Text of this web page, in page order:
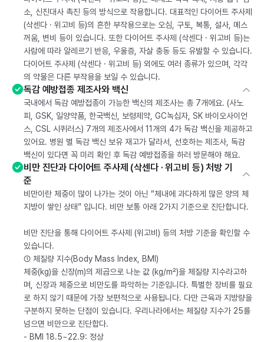
소, 신진대사 촉진 등의 방식으로 작용합니다. 대표적인 다이어트 주사제
(삭센다 · 위고비 등)의 흔한 부작용으로는 오심, 구토, 복통, 설사, 메스
꺼움, 변비 등이 있습니다. 또한 다이어트 주사제 (삭센다 · 위고비 등)는
사람에 따라 알레르기 반응, 우울증, 자살 충동 등도 유발할 수 있습니다.
다이어트 주사제 (삭센다 · 위고비 등) 외에도 여러 종류가 있으며, 각각
의 약물은 다른 부작용을 보일 수 있습니다.
독감 예방접종 제조사와 백신
국내에서 독감 예방접종이 가능한 백신의 제조사는 총 7개에요. (사노
피, GSK, 일양약품, 한국백신, 보령제약, GC녹십자, SK 바이오사이언
스, CSL 시퀴러스) 7개의 제조사에서 11개의 4가 독감 백신을 제공하고
있어요. 병원 별 독감 백신 보유 재고가 달라서, 선호하는 제조사, 독감
백신이 있다면 꼭 미리 확인 후 독감 예방접종을 하러 방문해야 해요.
비만 진단과 다이어트 주사제 (삭센다 · 위고비 등) 처방 기
준
비만이란 체중이 많이 나가는 것이 아닌 “체내에 과다하게 많은 양의 체
지방이 쌓인 상태” 입니다. 비만 보통 아래 2가지 기준으로 진단합니다.
비만 진단을 통해 다이어트 주사제 (위고비) 등의 처방 기준을 확인할 수
있습니다.
① 체질량 지수(Body Mass Index, BMI)
체중(kg)을 신장(m)의 제곱으로 나눈 값 (kg/m²)을 체질량 지수라고하
며, 신장과 체중으로 비만도를 파악하는 기준입니다. 특별한 장비를 필요
로 하지 않기 때문에 가장 보편적으로 사용됩니다. 다만 근육과 지방량을
구분하지 못하는 단점이 있습니다. 우리나라에서는 체질량 지수가 25를
넘으면 비만으로 진단합다.
- BMI 18.5~22.9: 정상